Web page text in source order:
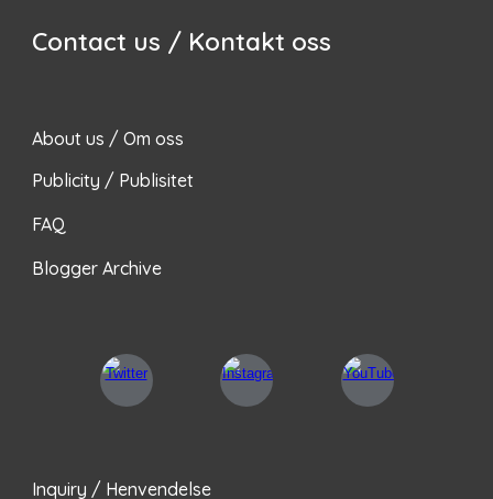
Contact us / Kontakt oss
About us / Om oss
Publicity / Publisitet
FAQ
Blogger Archive
Inquiry / Henvendelse